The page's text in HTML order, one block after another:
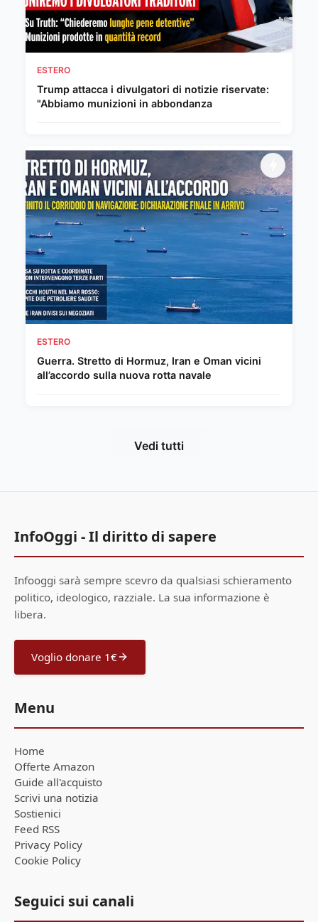
ESTERO
Trump attacca i divulgatori di notizie riservate:
"Abbiamo munizioni in abbondanza
ESTERO
Guerra. Stretto di Hormuz, Iran e Oman vicini
all’accordo sulla nuova rotta navale
Vedi tutti
InfoOggi - Il diritto di sapere
Infooggi sarà sempre scevro da qualsiasi schieramento
politico, ideologico, razziale. La sua informazione è
libera.
Voglio donare 1€
Menu
Home
Offerte Amazon
Guide all'acquisto
Scrivi una notizia
Sostienici
Feed RSS
Privacy Policy
Cookie Policy
Seguici sui canali